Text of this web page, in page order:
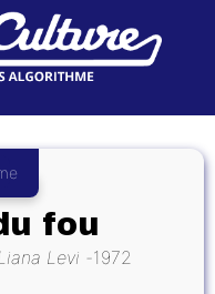
fou
Levi 1972